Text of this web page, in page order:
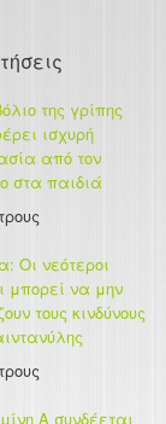
της γρίπης
ισχυρή
από τον
στα παιδιά
Οι νεότεροι
μπορεί να μην
τους κινδύνους
Α συνδέεται